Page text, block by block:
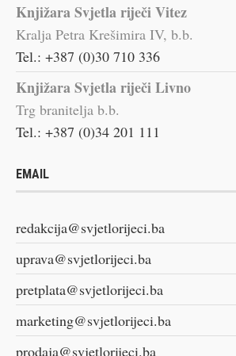
Knjižara Svjetla riječi Vitez
Kralja Petra Krešimira IV, b.b.
Tel.: +387 (0)30 710 336
Knjižara Svjetla riječi Livno
Trg branitelja b.b.
Tel.: +387 (0)34 201 111
EMAIL
redakcija@svjetlorijeci.ba
uprava@svjetlorijeci.ba
pretplata@svjetlorijeci.ba
marketing@svjetlorijeci.ba
prodaja@svjetlorijeci.ba